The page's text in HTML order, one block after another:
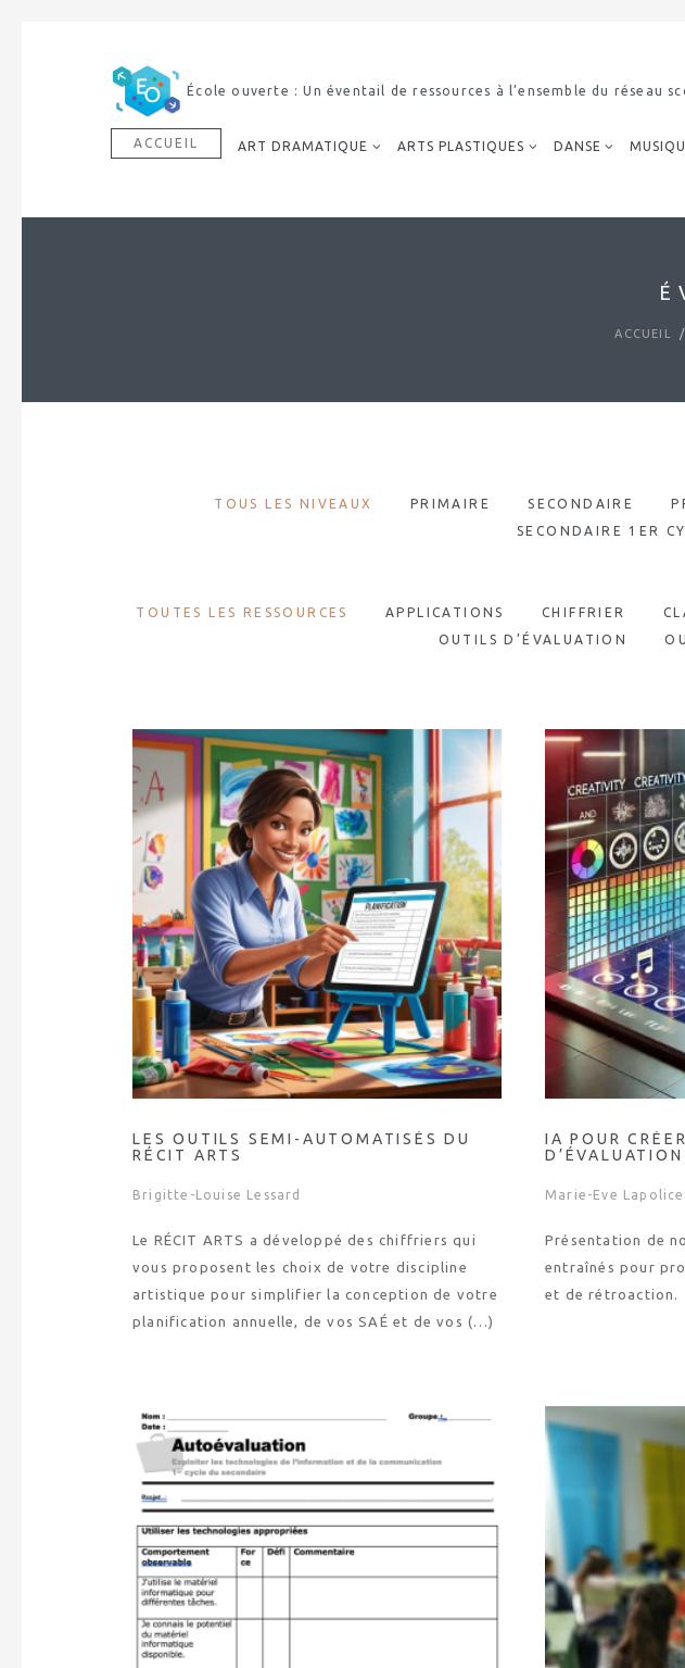
Découvrir notre dictionnaire multimodal
ACCUEIL ART DRAMATIQUE ARTS PLASTIQUES DANSE
ACCUEIL
TOUS LES NIVEAUX PRIMAIRE SECONDAIRE
SECONDAIRE 1ER
TOUTES LES RESSOURCES APPLICATIONS CHIFFRIER
OUTILS D’ÉVALUATION
LES OUTILS SEMI-AUTOMATISÉS DU
RÉCIT ARTS
Brigitte-Louise Lessard
Le RÉCIT ARTS a développé des chiffriers qui
vous proposent les choix de votre discipline
artistique pour simplifier la conception de votre
planification annuelle, de vos SAÉ et de vos (…)
IA POUR
Marie-Eve Lapolice
Présentation de
entraînés pour
et de rétroaction.